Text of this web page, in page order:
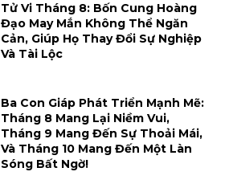
Tử Vi Tháng 8: Bốn Cung Hoàng
Đạo May Mắn Không Thể Ngăn
Cản, Giúp Họ Thay Đổi Sự Nghiệp
Và Tài Lộc
Ba Con Giáp Phát Triển Mạnh Mẽ:
Tháng 8 Mang Lại Niềm Vui,
Tháng 9 Mang Đến Sự Thoải Mái,
Và Tháng 10 Mang Đến Một Làn
Sóng Bất Ngờ!